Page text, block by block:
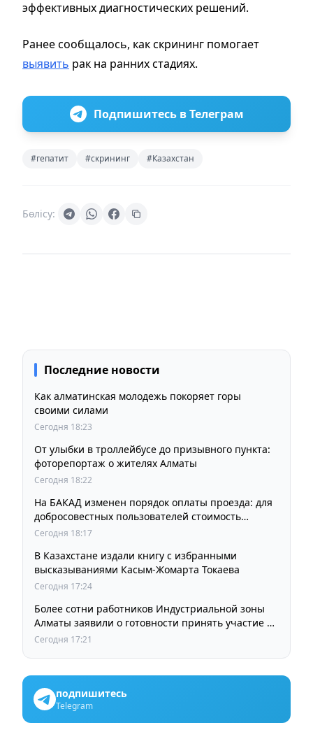
эффективных диагностических решений.
Ранее сообщалось, как скрининг помогает
выявить рак на ранних стадиях.
Подпишитесь в Телеграм
#гепатит #скрининг #Казахстан
Бөлісу:
Последние новости
Как алматинская молодежь покоряет горы
своими силами
Сегодня 18:23
От улыбки в троллейбусе до призывного пункта:
фоторепортаж о жителях Алматы
Сегодня 18:22
На БАКАД изменен порядок оплаты проезда: для
добросовестных пользователей стоимость
остается прежней
Сегодня 18:17
В Казахстане издали книгу с избранными
высказываниями Касым-Жомарта Токаева
Сегодня 17:24
Более сотни работников Индустриальной зоны
Алматы заявили о готовности принять участие в
выборах членов Курылтая
Сегодня 17:21
подпишитесь
Telegram